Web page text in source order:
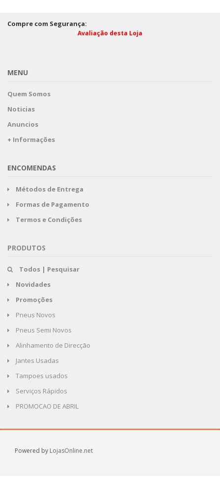
Compre com Segurança:
Avaliação desta Loja
MENU
Quem Somos
Noticias
Anuncios
+ Informações
ENCOMENDAS
Métodos de Entrega
Formas de Pagamento
Termos e Condições
PRODUTOS
Todos | Pesquisar
Novidades
Promoções
Pneus Novos
Pneus Semi Novos
Alinhamento de Direcção
Jantes Usadas
Tampoes usados
Serviços Rápidos
PROMOCAO DE ABRIL
Powered by LojasOnline.net